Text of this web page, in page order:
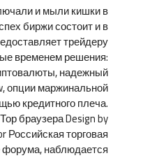
и мыли кишки в
биржи состоит и в
трейдеру
временем решения:
надежный
опции маржинальной
кредитного плеча.
браузера Design by
торговая
наблюдается